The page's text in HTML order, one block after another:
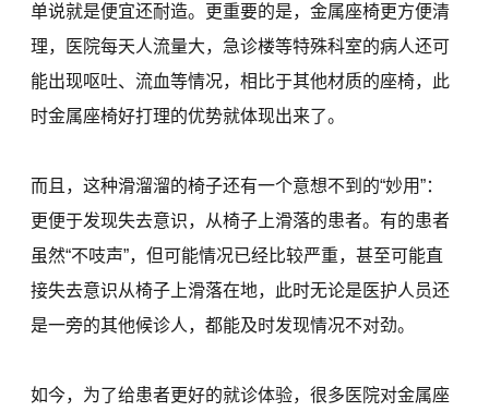
单说就是便宜还耐造。更重要的是，金属座椅更方便清
理，医院每天人流量大，急诊楼等特殊科室的病人还可
能出现呕吐、流血等情况，相比于其他材质的座椅，此
时金属座椅好打理的优势就体现出来了。
而且，这种滑溜溜的椅子还有一个意想不到的“妙用”：
更便于发现失去意识，从椅子上滑落的患者。有的患者
虽然“不吱声”，但可能情况已经比较严重，甚至可能直
接失去意识从椅子上滑落在地，此时无论是医护人员还
是一旁的其他候诊人，都能及时发现情况不对劲。
如今，为了给患者更好的就诊体验，很多医院对金属座